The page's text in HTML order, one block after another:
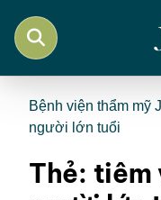
Bệnh viện thẩm mỹ
người lớn tuổi
Thẻ: tiêm